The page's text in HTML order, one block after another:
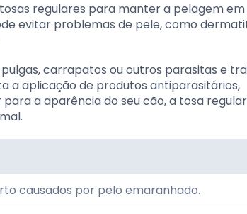
tosas regulares para manter a pelagem
evitar problemas de pele, como
carrapatos ou outros parasitas e
a aplicação de produtos antiparasitários,
a aparência do seu cão, a tosa
causados por pelo emaranhado.